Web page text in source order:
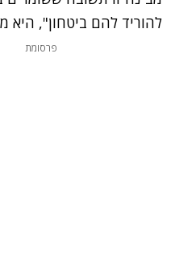
להוריד להם ביטחון", היא
פרסומת